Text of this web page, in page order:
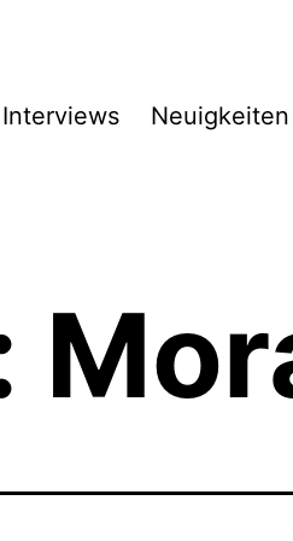
Interviews Neuigkeiten